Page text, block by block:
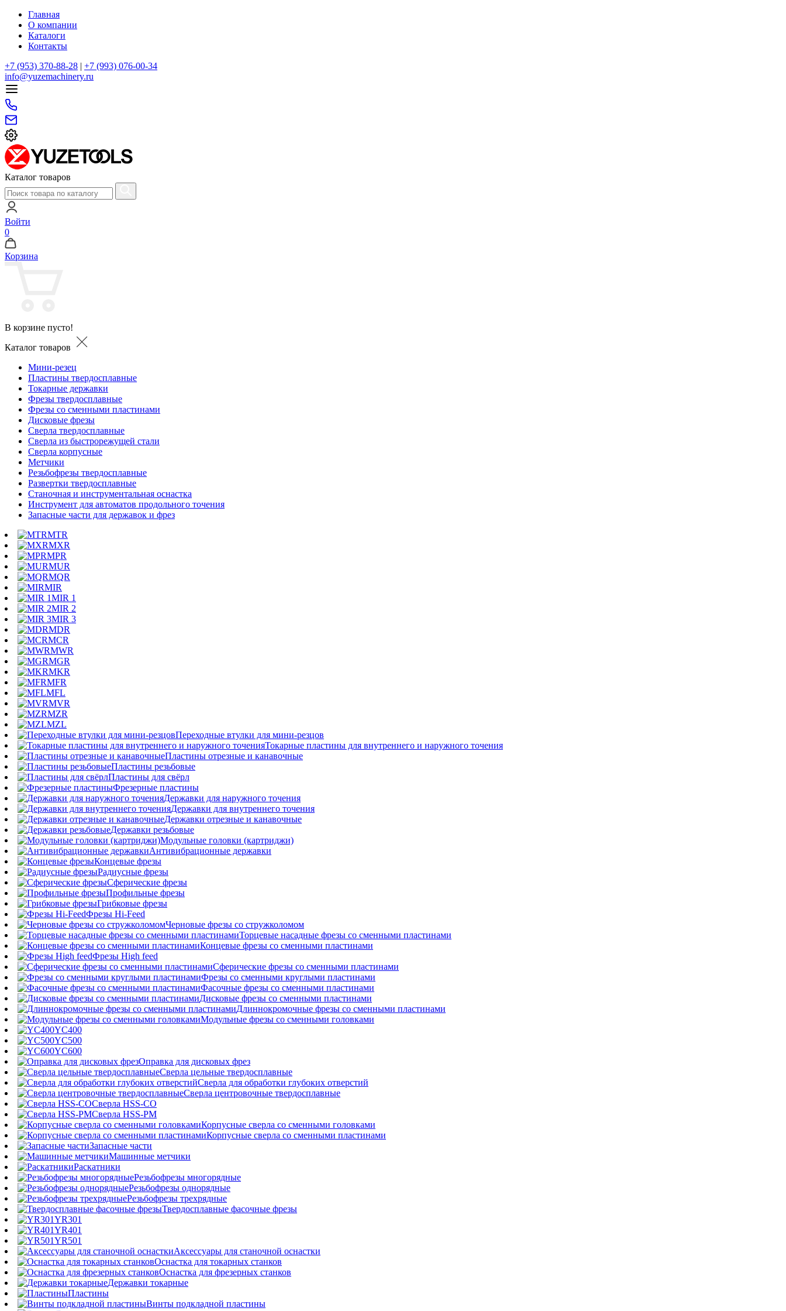
Главная
О компании
Каталоги
Контакты
+7 (953) 370-88-28 | +7 (993) 076-00-34
info@yuzemachinery.ru
Каталог товаров
Войти
0
Корзина
В корзине пусто!
Каталог товаров
Мини-резец
Пластины твердосплавные
Токарные державки
Фрезы твердосплавные
Фрезы со сменными пластинами
Дисковые фрезы
Сверла твердосплавные
Сверла из быстрорежущей стали
Сверла корпусные
Метчики
Резьбофрезы твердосплавные
Развертки твердосплавные
Станочная и инструментальная оснастка
Инструмент для автоматов продольного точения
Запасные части для державок и фрез
MTR
MXR
MPR
MUR
MQR
MIR
MIR 1
MIR 2
MIR 3
MDR
MCR
MWR
MGR
MKR
MFR
MFL
MVR
MZR
MZL
Переходные втулки для мини-резцов
Токарные пластины для внутреннего и наружного точения
Пластины отрезные и канавочные
Пластины резьбовые
Пластины для свёрл
Фрезерные пластины
Державки для наружного точения
Державки для внутреннего точения
Державки отрезные и канавочные
Державки резьбовые
Модульные головки (картриджи)
Антивибрационные державки
Концевые фрезы
Радиусные фрезы
Сферические фрезы
Профильные фрезы
Грибковые фрезы
Фрезы Hi-Feed
Черновые фрезы со стружколомом
Торцевые насадные фрезы со сменными пластинами
Концевые фрезы со сменными пластинами
Фрезы High feed
Сферические фрезы со сменными пластинами
Фрезы со сменными круглыми пластинами
Фасочные фрезы со сменными пластинами
Дисковые фрезы со сменными пластинами
Длиннокромочные фрезы со сменными пластинами
Модульные фрезы со сменными головками
YC400
YC500
YC600
Оправка для дисковых фрез
Сверла цельные твердосплавные
Сверла для обработки глубоких отверстий
Сверла центровочные твердосплавные
Сверла HSS-CO
Сверла HSS-PM
Корпусные сверла со сменными головками
Корпусные сверла со сменными пластинами
Запасные части
Машинные метчики
Раскатники
Резьбофрезы многорядные
Резьбофрезы однорядные
Резьбофрезы трехрядные
Твердосплавные фасочные фрезы
YR301
YR401
YR501
Аксессуары для станочной оснастки
Оснастка для токарных станков
Оснастка для фрезерных станков
Державки токарные
Пластины
Винты подкладной пластины